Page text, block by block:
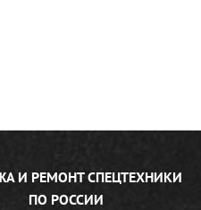
И РЕМОНТСПЕЦТЕХНИКИ
ПО РОССИИ